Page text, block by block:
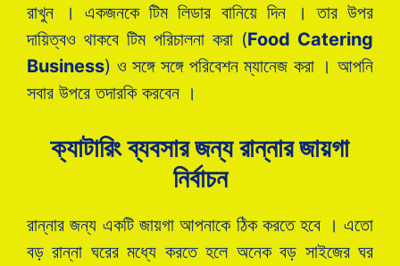
রাখুন । একজনকে টিম লিডার বানিয়ে দিন । তার উপর
দায়িত্বও থাকবে টিম পরিচালনা করা (Food Catering
Business) ও সঙ্গে সঙ্গে পরিবেশন ম্যানেজ করা । আপনি
সবার উপরে তদারকি করবেন ।
ক্যাটারিং ব্যবসার জন্য রান্নার জায়গা
নির্বাচন
রান্নার জন্য একটি জায়গা আপনাকে ঠিক করতে হবে । এতো
বড় রান্না ঘরের মধ্যে করতে হলে অনেক বড় সাইজের ঘর